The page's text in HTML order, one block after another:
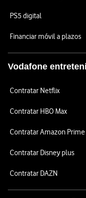
PS5 digital
Financiar móvil a plazos
Vodafone
Contratar Netflix
Contratar HBO Max
Contratar Amazon Prime
Contratar Disney plus
Contratar DAZN